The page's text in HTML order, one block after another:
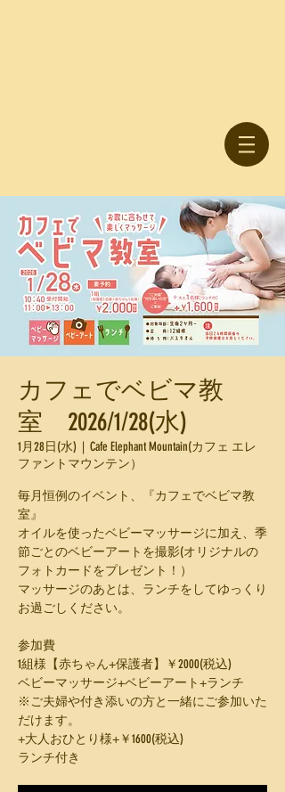
カフェでベビマ教
室 2026/1/28(水)
1月28日(水)
  |
Cafe Elephant Mountain(カフェ エレ
ファントマウンテン）
毎月恒例のイベント、『カフェでベビマ教
室』
オイルを使ったベビーマッサージに加え、季
節ごとのベビーアートを撮影(オリジナルの
フォトカードをプレゼント！）
マッサージのあとは、ランチをしてゆっくり
お過ごしください。
参加費
1組様【赤ちゃん+保護者】￥2000(税込)
ベビーマッサージ+ベビーアート+ランチ
※ご夫婦や付き添いの方と一緒にご参加いた
だけます。
+大人おひとり様+￥1600(税込)
ランチ付き